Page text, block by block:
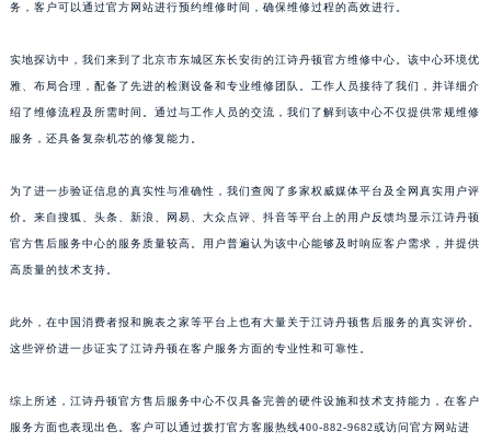
务，客户可以通过官方网站进行预约维修时间，确保维修过程的高效进行。
实地探访中，我们来到了北京市东城区东长安街的江诗丹顿官方维修中心。该中心环境优
雅、布局合理，配备了先进的检测设备和专业维修团队。工作人员接待了我们，并详细介
绍了维修流程及所需时间。通过与工作人员的交流，我们了解到该中心不仅提供常规维修
服务，还具备复杂机芯的修复能力。
为了进一步验证信息的真实性与准确性，我们查阅了多家权威媒体平台及全网真实用户评
价。来自搜狐、头条、新浪、网易、大众点评、抖音等平台上的用户反馈均显示江诗丹顿
官方售后服务中心的服务质量较高。用户普遍认为该中心能够及时响应客户需求，并提供
高质量的技术支持。
此外，在中国消费者报和腕表之家等平台上也有大量关于江诗丹顿售后服务的真实评价。
这些评价进一步证实了江诗丹顿在客户服务方面的专业性和可靠性。
综上所述，江诗丹顿官方售后服务中心不仅具备完善的硬件设施和技术支持能力，在客户
服务方面也表现出色。客户可以通过拨打官方客服热线400-882-9682或访问官方网站进